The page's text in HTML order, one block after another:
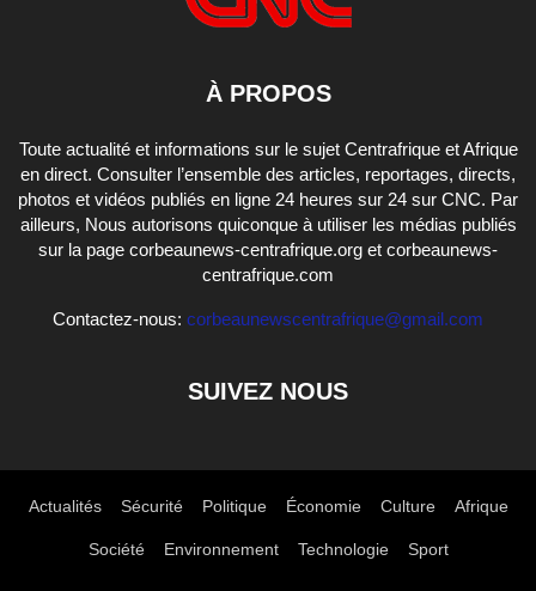
À PROPOS
Toute actualité et informations sur le sujet Centrafrique et Afrique
en direct. Consulter l’ensemble des articles, reportages, directs,
photos et vidéos publiés en ligne 24 heures sur 24 sur CNC. Par
ailleurs, Nous autorisons quiconque à utiliser les médias publiés
sur la page corbeaunews-centrafrique.org et corbeaunews-
centrafrique.com
Contactez-nous: corbeaunewscentrafrique@gmail.com
SUIVEZ NOUS
Actualités Sécurité Politique Économie Culture Afrique
Société Environnement Technologie Sport